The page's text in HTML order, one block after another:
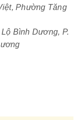
Phường Tăng
Bình Dương, P.